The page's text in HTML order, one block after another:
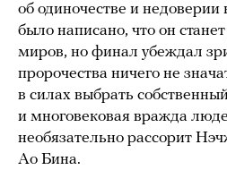
об одиночестве и
было написано, что он
миров, но финал убеждал
пророчества ничего не
в силах выбрать
и многовековая вражда
необязательно рассорит
Ао Бина.